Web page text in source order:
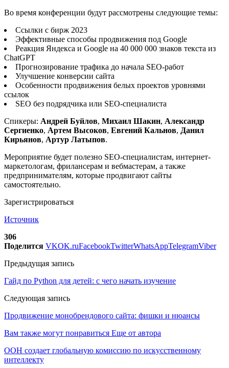
Во время конференции будут рассмотрены следующие темы:
Ссылки с бирж 2023
Эффективные способы продвижения под Google
Реакция Яндекса и Google на 40 000 000 знаков текста из
ChatGPT
Прогнозирование трафика до начала SEO-работ
Улучшение конверсии сайта
Особенности продвижения белых проектов уровнями
ссылок
SEO без подрядчика или SEO-специалиста
Спикеры: Андрей Буйлов, Михаил Шакин, Александр
Сергиенко, Артем Высоков, Евгений Кальнов, Данил
Кирьянов, Артур Латыпов.
Мероприятие будет полезно SEO-специалистам, интернет-
маркетологам, фрилансерам и вебмастерам, а также
предпринимателям, которые продвигают сайты
самостоятельно.
Зарегистрироваться
Источник
306
Поделится VKOK.ruFacebookTwitterWhatsAppTelegramViber
Предыдущая запись
Гайд по Python для детей: с чего начать изучение
Следующая запись
Продвижение монобрендового сайта: фишки и нюансы
Вам также могут понравиться Еще от автора
ООН создает глобальную комиссию по искусственному
интеллекту